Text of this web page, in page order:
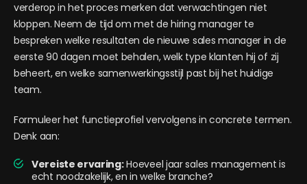
verderop in het proces merken dat verwachtingen niet
kloppen. Neem de tijd om met de hiring manager te
bespreken welke resultaten de nieuwe sales manager in de
eerste 90 dagen moet behalen, welk type klanten hij of zij
beheert, en welke samenwerkingsstijl past bij het huidige
team.
Formuleer het functieprofiel vervolgens in concrete termen.
Denk aan:
Vereiste ervaring:Hoeveel jaar sales management is
echt noodzakelijk, en in welke branche?